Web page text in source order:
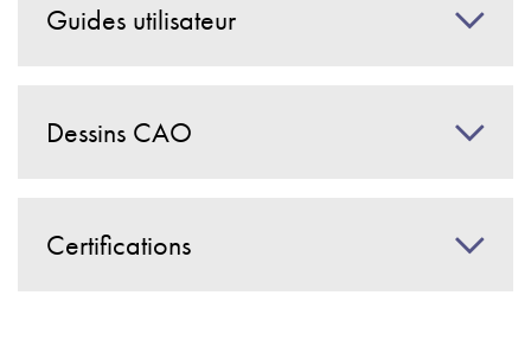
Guides utilisateur
Dessins CAO
Certifications